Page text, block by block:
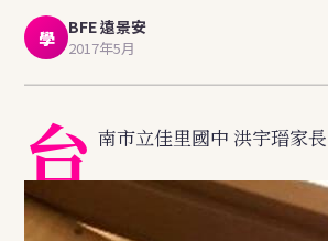
學 BFE 遠景安
2017年5月
台 南市立佳里國中 洪宇瑨家長